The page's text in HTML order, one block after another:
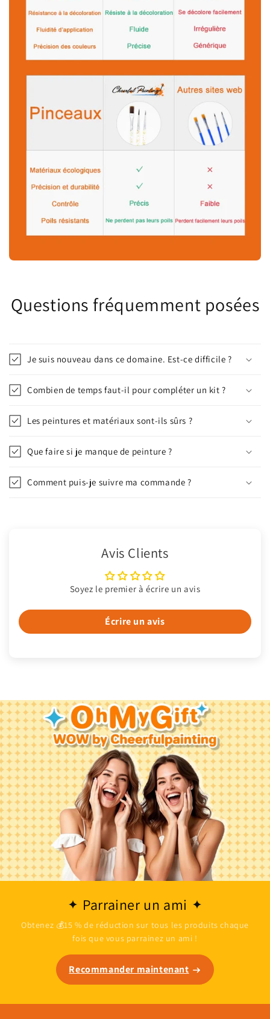
Questions fréquemment posées
Je suis nouveau dans ce domaine. Est-ce difficile ?
Combien de temps faut-il pour compléter un kit ?
Les peintures et matériaux sont-ils sûrs ?
Que faire si je manque de peinture ?
Comment puis-je suivre ma commande ?
Avis Clients
Soyez le premier à écrire un avis
Écrire un avis
Parrainer un ami
Obtenez 💰15 % de réduction sur tous les produits chaque
fois que vous parrainez un ami !
Recommander maintenant